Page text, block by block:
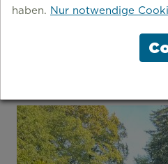
haben. Nur notwendige
Euch im Kreis Unna! Wir